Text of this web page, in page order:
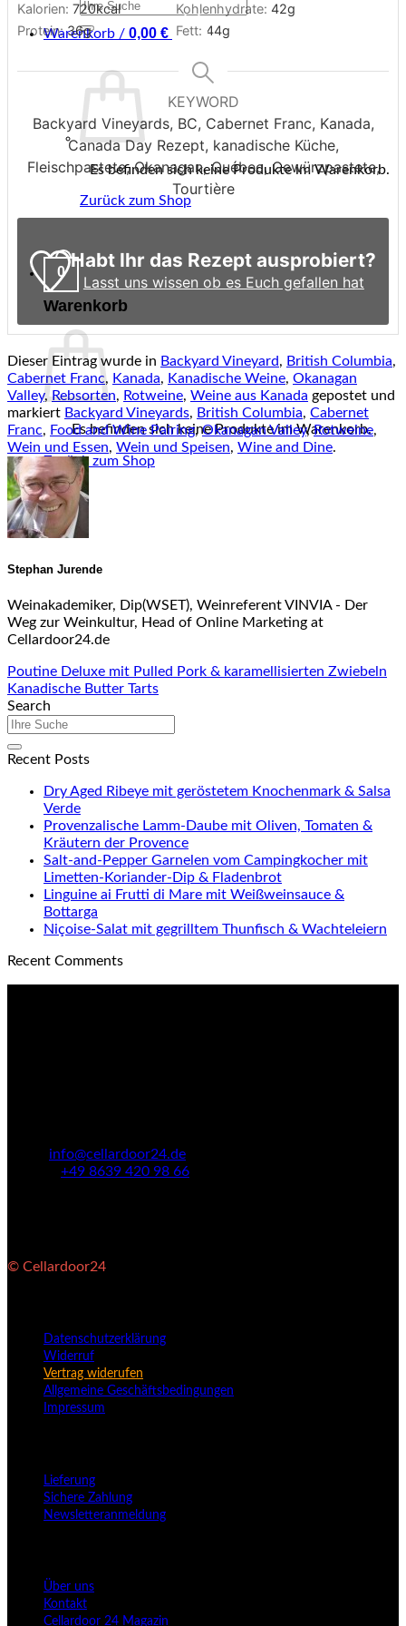
Suchen
Warenkorb / 0,00 € 0
Es befinden sich keine Produkte im Warenkorb.
Zurück zum Shop
0
Warenkorb
Es befinden sich keine Produkte im Warenkorb.
Zurück zum Shop
Kalorien: 720kcal Kohlenhydrate: 42g
Protein:36g Fett: 44g
KEYWORD
Backyard Vineyards, BC, Cabernet Franc, Kanada,
Canada Day Rezept, kanadische Küche,
Fleischpastete, Okanagan, Québec, Gewürzpastete,
Tourtière
Habt Ihr das Rezept ausprobiert?
Lasst uns wissen ob es Euch gefallen hat
Dieser Eintrag wurde in Backyard Vineyard, British Columbia,
Cabernet Franc, Kanada, Kanadische Weine, Okanagan
Valley,Rebsorten, Rotweine, Weine aus Kanada gepostet und
markiert Backyard Vineyards, British Columbia, Cabernet
Franc, Food and Wine Pairing,Okanagan Valley,Rotweine,
Wein und Essen, Wein und Speisen, Wine and Dine.
Stephan Jurende
Weinakademiker, Dip(WSET), Weinreferent VINVIA - Der
Weg zur Weinkultur, Head of Online Marketing at
Cellardoor24.de
Poutine Deluxe mit Pulled Pork & karamellisierten Zwiebeln
Kanadische Butter Tarts
Search
Recent Posts
Dry Aged Ribeye mit geröstetem Knochenmark & Salsa
Verde
Provenzalische Lamm-Daube mit Oliven, Tomaten &
Kräutern der Provence
Salt-and-Pepper Garnelen vom Campingkocher mit
Limetten-Koriander-Dip & Fladenbrot
Linguine ai Frutti di Mare mit Weißweinsauce &
Bottarga
Niçoise-Salat mit gegrilltem Thunfisch & Wachteleiern
Recent Comments
info@cellardoor24.de
+49 8639 420 98 66
© Cellardoor24
Datenschutzerklärung
Widerruf
Vertrag widerufen
Allgemeine Geschäftsbedingungen
Impressum
Lieferung
Sichere Zahlung
Newsletteranmeldung
Über uns
Kontakt
Cellardoor 24 Magazin